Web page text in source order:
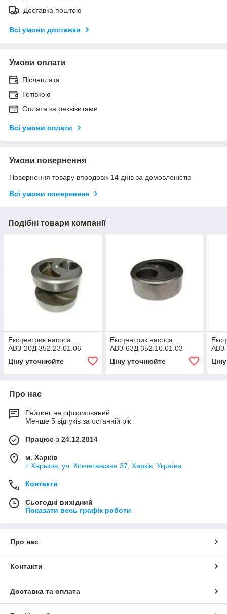
Доставка поштою
Всі умови доставки
Умови оплати
Післяплата
Готівкою
Оплата за реквізитами
Всі умови оплати
Умови повернення
Повернення товару впродовж 14 днів за домовленістю
Всі умови повернення
Подібні товари компанії
Ексцентрик насоса
АВЗ-20Д 352.23.01.06
Ціну уточнюйте
Ексцентрик насоса
АВЗ-63Д 352.10.01.03
Ціну уточнюйте
Про нас
Рейтинг не сформований
Менше 5 відгуків за останній рік
Працює з 24.12.2014
м. Харків
г. Харьков, ул. Кокчетавская 37, Харків, Україна
Контакти
Сьогодні вихідний
Показати весь графік роботи
Про нас
Контакти
Доставка та оплата